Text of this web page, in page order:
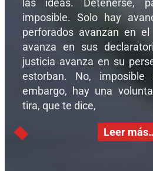
las ideas. Detenerse,
imposible. Solo hay
perforados avanzan en
avanza en sus
justicia avanza en su
estorban. No, imposible
embargo, hay una
tira, que te dice,
Leer